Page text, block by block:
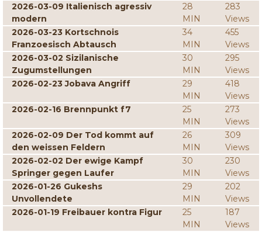
2026-03-09 Italienisch agressiv
modern
28
MIN
283
Views
2026-03-23 Kortschnois
Franzoesisch Abtausch
34
MIN
455
Views
2026-03-02 Sizilanische
Zugumstellungen
30
MIN
295
Views
2026-02-23 Jobava Angriff
29
MIN
418
Views
2026-02-16 Brennpunkt f7
25
MIN
273
Views
2026-02-09 Der Tod kommt auf
den weissen Feldern
26
MIN
309
Views
2026-02-02 Der ewige Kampf
Springer gegen Laufer
30
MIN
230
Views
2026-01-26 Gukeshs
Unvollendete
29
MIN
202
Views
2026-01-19 Freibauer kontra Figur
25
MIN
187
Views